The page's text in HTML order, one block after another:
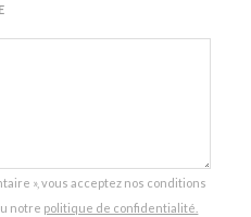
», vous acceptez nos conditions
notre politique de confidentialité.